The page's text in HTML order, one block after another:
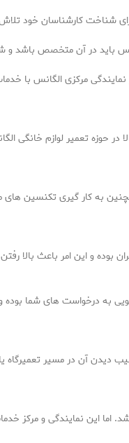
شناخت کارشناسان خود
باید در آن متخصص باشد و
مرکزی الگانس با
در حوزه تعمیر لوازم خانگی
به کار گیری تکنسین های
و این امر باعث بالا
به درخواست های شما بوده
دیدن آن در مسیر
اما این نمایندگی و